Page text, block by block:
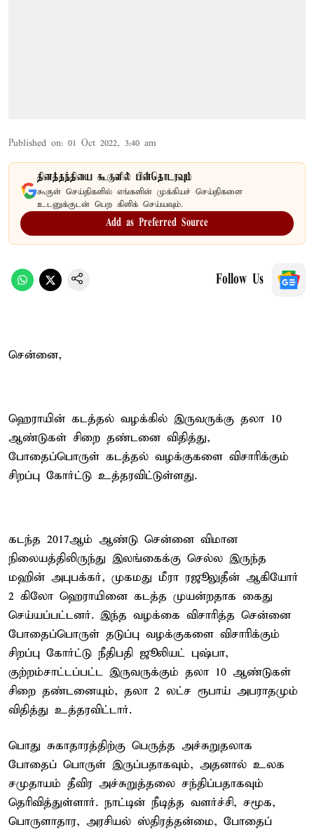
Published on: 01 Oct 2022, 3:40 am
தினத்தந்தியை கூகுளில் பின்தொடரவும்
கூகுள் செய்திகளில் எங்களின் முக்கியச் செய்திகளை
உடனுக்குடன் பெற கிளிக் செய்யவும்.
Add as Preferred Source
Follow Us
சென்னை,
ஹெராயின் கடத்தல் வழக்கில் இருவருக்கு தலா 10
ஆண்டுகள் சிறை தண்டனை விதித்து,
போதைப்பொருள் கடத்தல் வழக்குகளை விசாரிக்கும்
சிறப்பு கோர்ட்டு உத்தரவிட்டுள்ளது.
கடந்த 2017ஆம் ஆண்டு சென்னை விமான
நிலையத்திலிருந்து இலங்கைக்கு செல்ல இருந்த
மஹின் அபுபக்கர், முகமது மீரா ரஜூலுதீன் ஆகியோர்
2 கிலோ ஹெராயினை கடத்த முயன்றதாக கைது
செய்யப்பட்டனர். இந்த வழக்கை விசாரித்த சென்னை
போதைப்பொருள் தடுப்பு வழக்குகளை விசாரிக்கும்
சிறப்பு கோர்ட்டு நீதிபதி ஜூலியட் புஷ்பா,
குற்றம்சாட்டப்பட்ட இருவருக்கும் தலா 10 ஆண்டுகள்
சிறை தண்டனையும், தலா 2 லட்ச ரூபாய் அபராதமும்
விதித்து உத்தரவிட்டார்.
பொது சுகாதாரத்திற்கு பெருத்த அச்சுறுதலாக
போதைப் பொருள் இருப்பதாகவும், அதனால் உலக
சமுதாயம் தீவிர அச்சுறுத்தலை சந்திப்பதாகவும்
தெரிவித்துள்ளார். நாட்டின் நீடித்த வளர்ச்சி, சமூக,
பொருளாதார, அரசியல் ஸ்திரத்தன்மை, போதைப்